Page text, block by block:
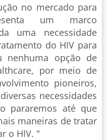
no mercado para
um marco
uma necessidade
do HIV para
nenhuma opção de
por meio de
pioneiros,
necessidades
pararemos até que
maneiras de tratar
o HIV. "